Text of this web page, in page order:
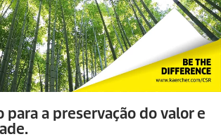
para a preservação do valor e